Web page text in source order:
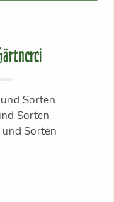
Sorten
Sorten
Sorten